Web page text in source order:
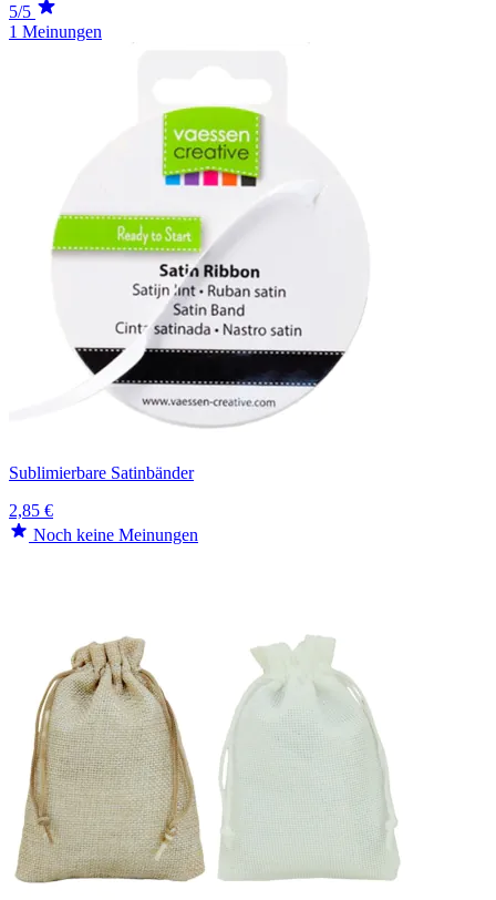
5/5
1 Meinungen
Sublimierbare Satinbänder
2,85 €
Noch keine Meinungen